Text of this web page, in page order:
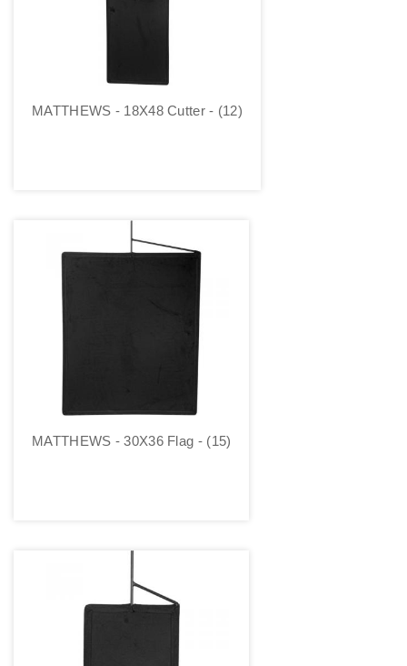
MATTHEWS - 18X48 Cutter - (12)
MATTHEWS - 30X36 Flag - (15)